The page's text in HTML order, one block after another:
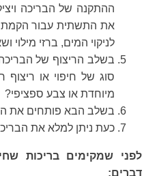
ההתקנה של הבריכה
את התשתית עבור הקמת
לניקוי המים, ברזי מילוי
בשלב הריצוף של הבריכה
סוג של חיפוי או ריצוף
מיוחדת או צבע ספציפי?
בשלב הבא פותחים את
כעת ניתן למלא את
לפני שמקימים בריכות
דברים: